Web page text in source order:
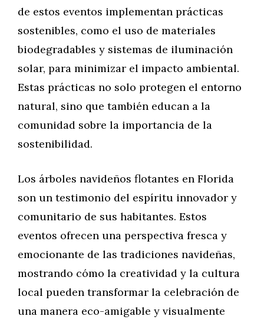
de estos eventos implementan prácticas
sostenibles, como el uso de materiales
biodegradables y sistemas de iluminación
solar, para minimizar el impacto ambiental.
Estas prácticas no solo protegen el entorno
natural, sino que también educan a la
comunidad sobre la importancia de la
sostenibilidad.
Los árboles navideños flotantes en Florida
son un testimonio del espíritu innovador y
comunitario de sus habitantes. Estos
eventos ofrecen una perspectiva fresca y
emocionante de las tradiciones navideñas,
mostrando cómo la creatividad y la cultura
local pueden transformar la celebración de
una manera eco-amigable y visualmente